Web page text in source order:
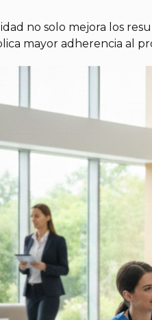
no solo mejora los
mayor adherencia al